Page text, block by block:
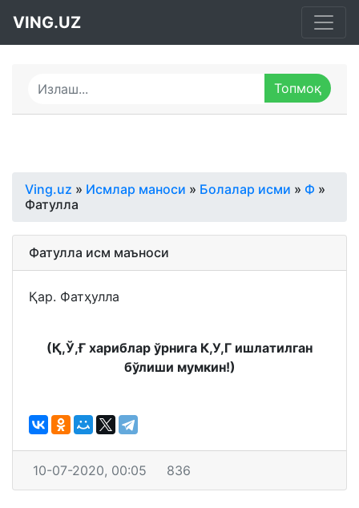
VING.UZ
Ving.uz » Исмлар маноси » Болалар исми » Ф »
Фатулла
Фатулла исм маъноси
Қар. Фатҳулла
(Қ,Ў,Ғ хариблар ўрнига К,У,Г ишлатилган
бўлиши мумкин!)
10-07-2020, 00:05 836